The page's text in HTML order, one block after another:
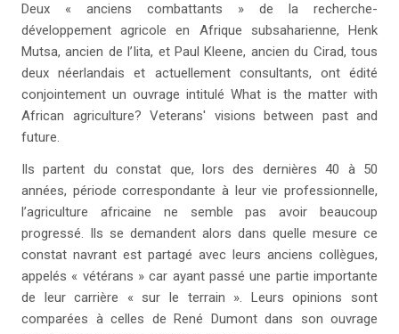
Deux « anciens combattants » de la recherche-
développement agricole en Afrique subsaharienne, Henk
Mutsa, ancien de l’Iita, et Paul Kleene, ancien du Cirad, tous
deux néerlandais et actuellement consultants, ont édité
conjointement un ouvrage intitulé What is the matter with
African agriculture? Veterans' visions between past and
future.
Ils partent du constat que, lors des dernières 40 à 50
années, période correspondante à leur vie professionnelle,
l’agriculture africaine ne semble pas avoir beaucoup
progressé. Ils se demandent alors dans quelle mesure ce
constat navrant est partagé avec leurs anciens collègues,
appelés « vétérans » car ayant passé une partie importante
de leur carrière « sur le terrain ». Leurs opinions sont
comparées à celles de René Dumont dans son ouvrage